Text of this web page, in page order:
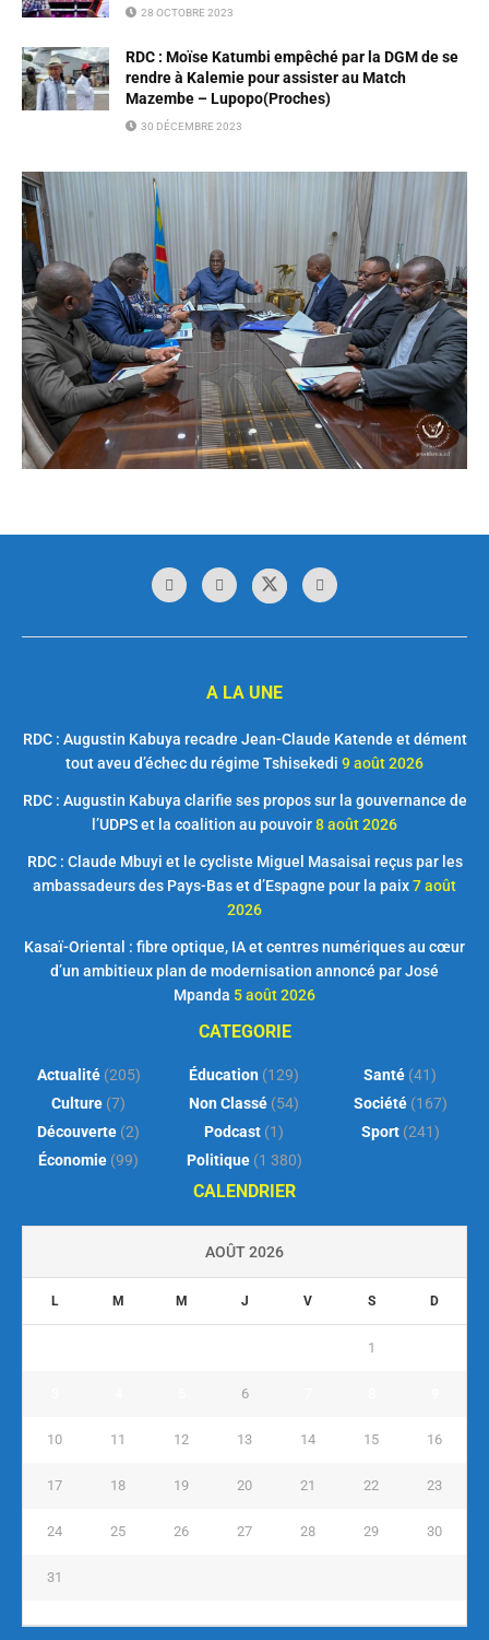
28 OCTOBRE 2023
RDC : Moïse Katumbi empêché par la DGM de se
rendre à Kalemie pour assister au Match
Mazembe – Lupopo(Proches)
30 DÉCEMBRE 2023
A LA UNE
RDC : Augustin Kabuya recadre Jean-Claude Katende et dément
tout aveu d’échec du régime Tshisekedi 9 août 2026
RDC : Augustin Kabuya clarifie ses propos sur la gouvernance de
l’UDPS et la coalition au pouvoir8 août 2026
RDC : Claude Mbuyi et le cycliste Miguel Masaisai reçus par les
ambassadeurs des Pays-Bas et d’Espagne pour la paix7 août
2026
Kasaï-Oriental : fibre optique, IA et centres numériques au cœur
d’un ambitieux plan de modernisation annoncé par José
Mpanda 5 août 2026
CATEGORIE
Actualité(205)
Culture (7)
Découverte (2)
Économie (99)
Éducation (129)
Non Classé (54)
Podcast (1)
Politique(1 380)
Santé (41)
Société(167)
Sport(241)
CALENDRIER
AOÛT 2026
L M M J V S D
1
6
10 11 12 13 14 15 16
17 18 19 20 21 22 23
24 25 26 27 28 29 30
31